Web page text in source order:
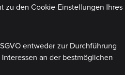
zu den Cookie-Einstellungen Ihres
entweder zur Durchführung
an der bestmöglichen